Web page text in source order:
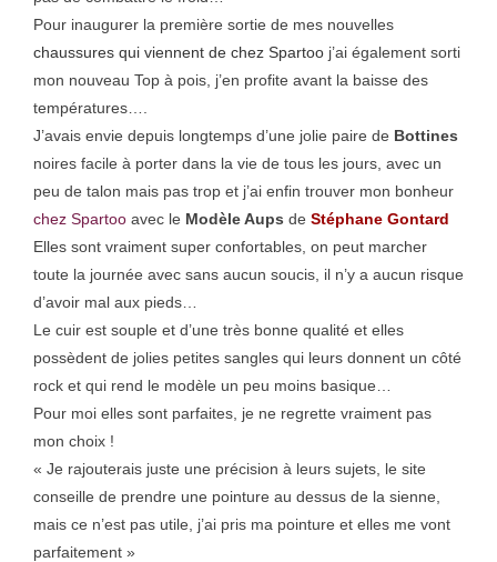
Pour inaugurer la première sortie de mes nouvelles
chaussures qui viennent de chez Spartoo j’ai également sorti
mon nouveau Top à pois, j’en profite avant la baisse des
températures….
J’avais envie depuis longtemps d’une jolie paire de Bottines
noires facile à porter dans la vie de tous les jours, avec un
peu de talon mais pas trop et j’ai enfin trouver mon bonheur
chez Spartoo avec le Modèle Aups de Stéphane Gontard
Elles sont vraiment super confortables, on peut marcher
toute la journée avec sans aucun soucis, il n’y a aucun risque
d’avoir mal aux pieds…
Le cuir est souple et d’une très bonne qualité et elles
possèdent de jolies petites sangles qui leurs donnent un côté
rock et qui rend le modèle un peu moins basique…
Pour moi elles sont parfaites, je ne regrette vraiment pas
mon choix !
« Je rajouterais juste une précision à leurs sujets, le site
conseille de prendre une pointure au dessus de la sienne,
mais ce n’est pas utile, j’ai pris ma pointure et elles me vont
parfaitement »